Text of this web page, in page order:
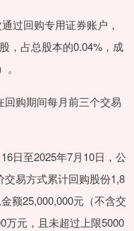
过回购专用证券账户，
，占总股本的0.04%，成
购期间每月前三个交易
日至2025年7月10日，公
易方式累计回购股份1,8
额25,000,000元（不含交
万元，且未超过上限5000